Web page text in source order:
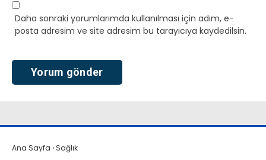
Daha sonraki yorumlarımda kullanılması için adım, e-
posta adresim ve site adresim bu tarayıcıya kaydedilsin.
Ana Sayfa › Sağlık